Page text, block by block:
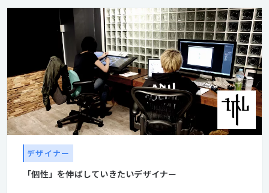
デザイナー
「個性」を伸ばしていきたいデザイナー